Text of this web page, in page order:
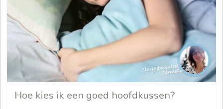
Hoe kies ik een goed hoofdkussen?